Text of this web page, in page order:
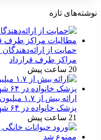
نوشته‌های تازه
حمایت از
مراکز طرف قرارداد
20 ساعت پیش
ارائه
پزشک خانواده در ۶۴ شهرستان
21 ساعت پیش